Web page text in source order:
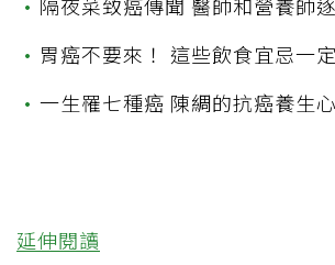
• 隔夜菜致癌傳聞 醫師和營養師
• 胃癌不要來！ 這些飲食宜忌一
• 一生罹七種癌 陳綢的抗癌養生
延伸閱讀